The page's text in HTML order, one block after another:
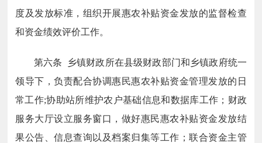
度及发放标准，组织开展惠农补贴资金发放的监督检查
和资金绩效评价工作。
第六条 乡镇财政所在县级财政部门和乡镇政府统一
领导下，负责配合协调惠民惠农补贴资金管理发放的日
常工作;协助站所维护农户基础信息和数据库工作；财政
服务大厅设立服务窗口，做好惠民惠农补贴资金发放结
果公告、信息查询以及档案归集等工作；联合资金主管